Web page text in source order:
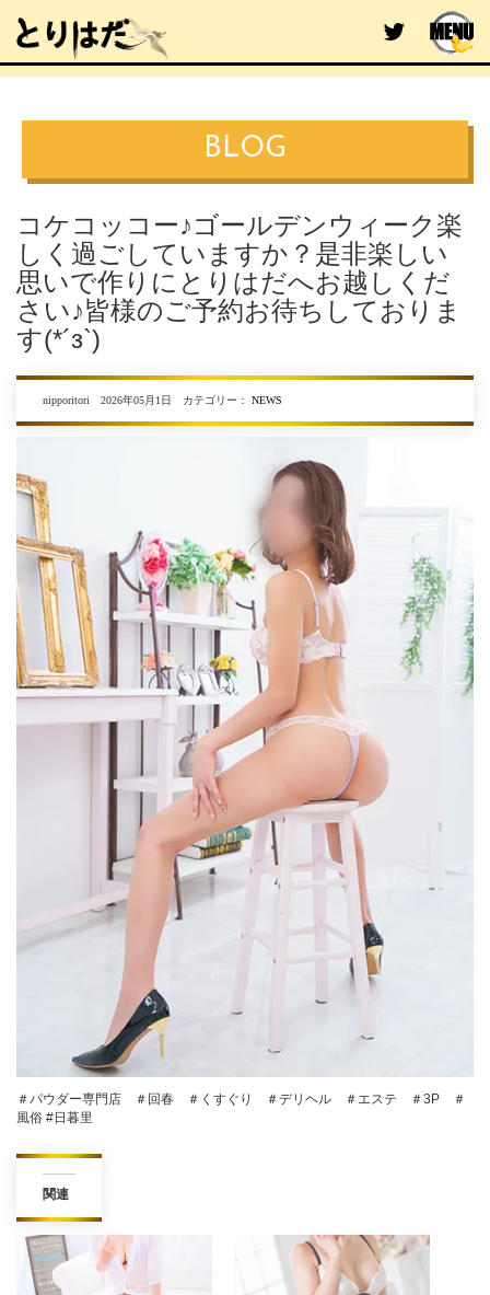
BLOG
コケコッコー♪ゴールデンウィーク楽
しく過ごしていますか？是非楽しい
思いで作りにとりはだへお越しくだ
さい♪皆様のご予約お待ちしておりま
す(*´з`)
nipporitori 2026年05月1日 カテゴリー： NEWS
＃パウダー専門店 ＃回春 ＃くすぐり ＃デリヘル ＃エステ ＃3P ＃
風俗 #日暮里
関連